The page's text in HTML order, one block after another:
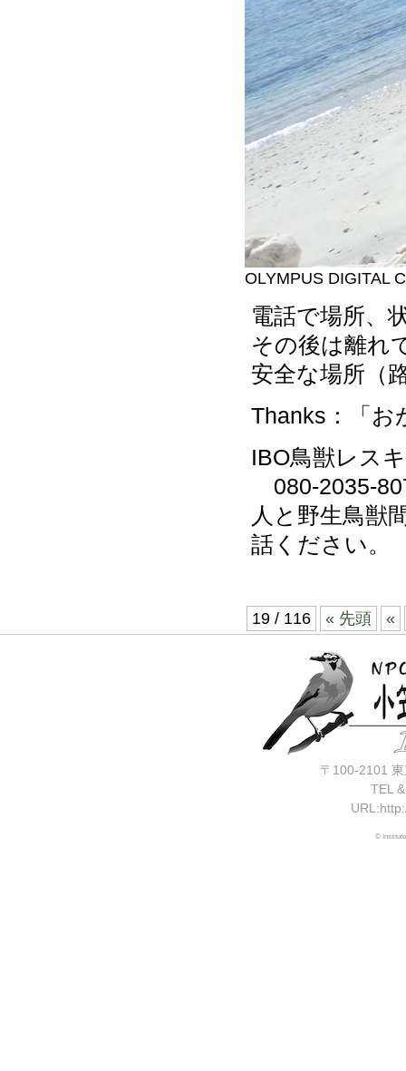
OLYMPUS DIGITAL
電話で場所、
その後は離れ
安全な場所（
Thanks：「お
IBO鳥獣レス
080-2035-
人と野生鳥獣
話ください。
19 / 116 « 先頭 «
〒100-2101
TEL
©